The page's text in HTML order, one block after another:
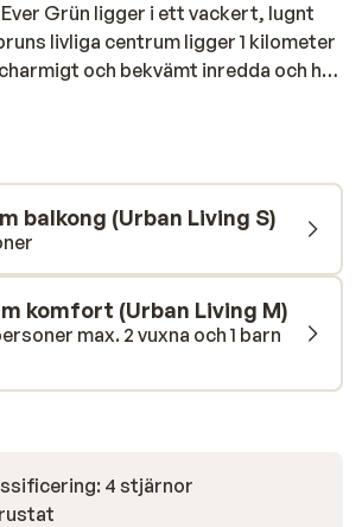
Grün ligger i ett vackert, lugnt
livliga centrum ligger 1 kilometer
och bekvämt inredda och har
I den mysiga restaurangen står en
lite avkoppling? I den lyxiga wellness-
du bland annat en uppvärmd pool,
med utsikt över omgivningarna.
balkong (Urban Living S)
komfort (Urban Living M)
max. 2 vuxna och 1 barn
4 stjärnor